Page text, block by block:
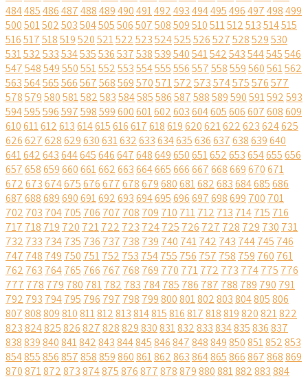
484485486487488489490491492493494495496497498499
500501502503504505506507508509510511512513514515
516517518519520521522523524525526527528529530
531532533534535536537538539540541542543544545546
547548549550551552553554555556557558559560561562
563564565566567568569570571572573574575576577
578579580581582583584585586587588589590591592593
594595596597598599600601602603604605606607608609
610611612613614615616617618619620621622623624625
626627628629630631632633634635636637638639640
641642643644645646647648649650651652653654655656
657658659660661662663664665666667668669670671
672673674675676677678679680681682683684685686
687688689690691692693694695696697698699 700 701
702 703 704705 706 707 708 709 710 711712 713 714715 716
717 718 719 720 721722 723 724725 726 727 728 729 730 731
732 733 734735 736 737 738 739 740 741742 743 744745 746
747 748 749 750 751752 753 754755 756 757 758 759 760 761
762 763 764765 766 767 768 769 770 771772 773 774775 776
777 778 779 780 781782 783 784785 786 787 788 789 790 791
792 793 794795 796 797 798 799800801802803804805806
807808809810811812813814815816817818819820821822
823824825826827828829830831832833834835836837
838839840841842843844845846847848849850851852853
854855856857858859860861862863864865866867868869
870871872873874875876877878879880881882883884